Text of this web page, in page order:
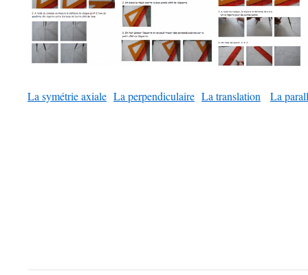
La symétrie axiale La perpendiculaire La translation La